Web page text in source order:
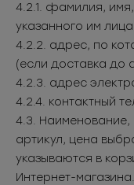
4.2.1. фамилия,
указанного им
4.2.2. адрес, по
(если доставка до
4.2.3. адрес
4.2.4. контактный
4.3. Наименование,
артикул, цена
указываются в
Интернет-магазина.